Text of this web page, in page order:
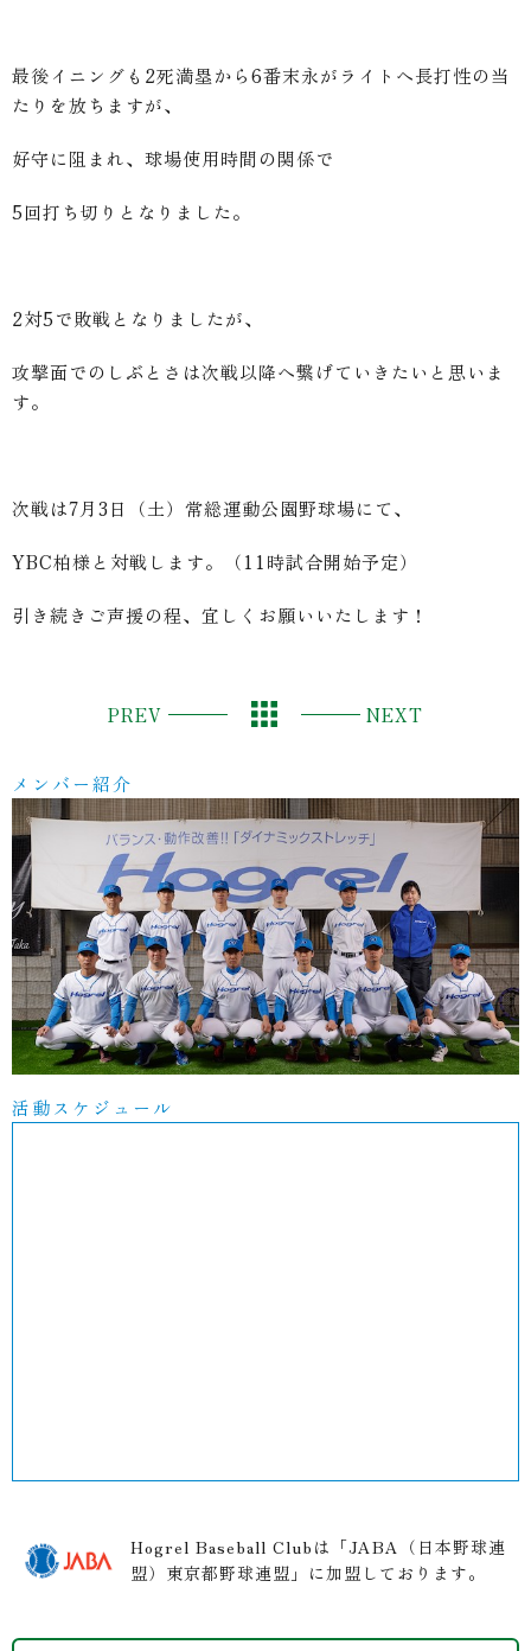
最後イニングも2死満塁から6番末永がライトへ長打性の当
たりを放ちますが、
好守に阻まれ、球場使用時間の関係で
5回打ち切りとなりました。
2対5で敗戦となりましたが、
攻撃面でのしぶとさは次戦以降へ繋げていきたいと思いま
す。
次戦は7月3日（土）常総運動公園野球場にて、
YBC柏様と対戦します。（11時試合開始予定）
引き続きご声援の程、宜しくお願いいたします！
PREV NEXT
メンバー紹介
活動スケジュール
Hogrel Baseball Clubは「JABA（日本野球連
盟）東京都野球連盟」に加盟しております。